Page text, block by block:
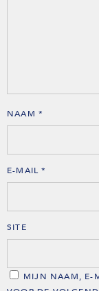
NAAM *
E-MAIL*
SITE
MIJN NAAM, E-